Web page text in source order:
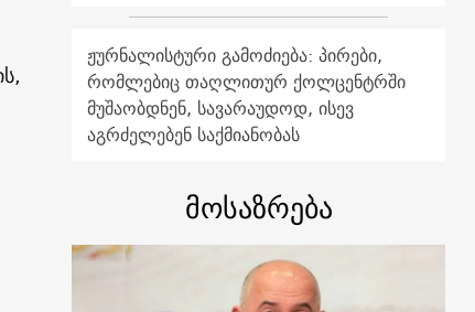
ჟურნალისტური გამოძიება: პირები,
რომლებიც თაღლითურ ქოლცენტრში
მუშაობდნენ, სავარაუდოდ, ისევ
აგრძელებენ საქმიანობას
მოსაზრება